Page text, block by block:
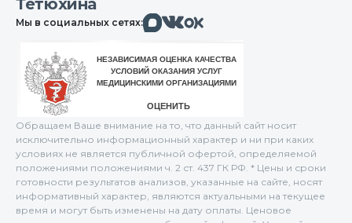
Мы в социальных сетях:МаксВконтактеОдноклассники
Обращаем Ваше внимание на то, что данный сайт носит
исключительно информационный характер и ни при каких
условиях не является публичной офертой, определяемой
положениями положениями ч. 2 ст. 437 ГК РФ. * Цены и сроки
готовности результатов анализов, указанные на сайте, носят
информативный характер, являются актуальными на текущее
время и могут быть изменены на дату оплаты. Ценовое